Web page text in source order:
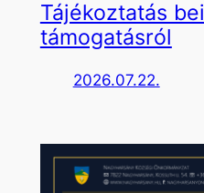
Tájékoztatás
támogatásról
2026.07.22.